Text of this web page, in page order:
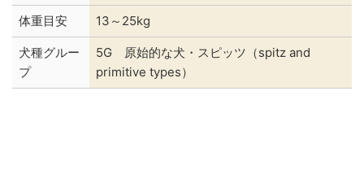
体重目安 13～25kg
犬種グルー
プ
5G 原始的な犬・スピッツ（spitz and
primitive types）